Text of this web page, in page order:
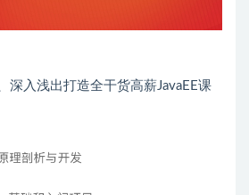
深入浅出打造全干货高薪JavaEE课